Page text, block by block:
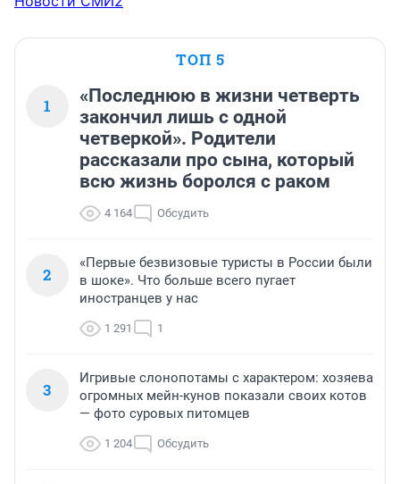
ТОП 5
1
«Последнюю в жизни четверть
закончил лишь с одной
четверкой». Родители
рассказали про сына, который
всю жизнь боролся с раком
4 164 Обсудить
2
«Первые безвизовые туристы в России были
в шоке». Что больше всего пугает
иностранцев у нас
1 291 1
3
Игривые слонопотамы с характером: хозяева
огромных мейн-кунов показали своих котов
— фото суровых питомцев
1 204 Обсудить